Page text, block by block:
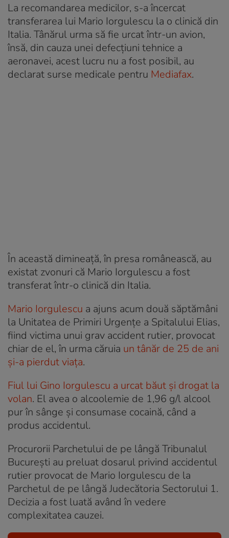
La recomandarea medicilor, s-a încercat
transferarea lui Mario Iorgulescu la o clinică din
Italia. Tânărul urma să fie urcat într-un avion,
însă, din cauza unei defecțiuni tehnice a
aeronavei, acest lucru nu a fost posibil, au
declarat surse medicale pentru Mediafax.
În această dimineață, în presa românească, au
existat zvonuri că Mario Iorgulescu a fost
transferat într-o clinică din Italia.
Mario Iorgulescu a ajuns acum două săptămâni
la Unitatea de Primiri Urgenţe a Spitalului Elias,
fiind victima unui grav accident rutier, provocat
chiar de el, în urma căruia un tânăr de 25 de ani
și-a pierdut viața.
Fiul lui Gino Iorgulescu a urcat băut și drogat la
volan. El avea o alcoolemie de 1,96 g/l alcool
pur în sânge și consumase cocaină, când a
produs accidentul.
Procurorii Parchetului de pe lângă Tribunalul
Bucureşti au preluat dosarul privind accidentul
rutier provocat de Mario Iorgulescu de la
Parchetul de pe lângă Judecătoria Sectorului 1.
Decizia a fost luată având în vedere
complexitatea cauzei.